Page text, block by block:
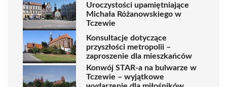
Uroczystości upamiętniające
Michała Różanowskiego w
Tczewie
Konsultacje dotyczące
przyszłości metropolii –
zaproszenie dla mieszkańców
Konwój STAR-a na bulwarze w
Tczewie – wyjątkowe